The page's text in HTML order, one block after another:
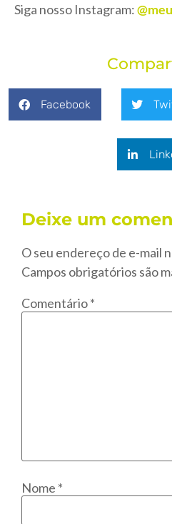
Siga nosso Instagram:
Facebook
Deixe um
O seu endereço de e-mail
Campos obrigatórios são
Comentário*
Nome *